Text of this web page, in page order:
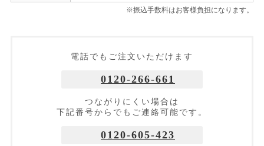
※振込手数料はお客様負担になります。
電話でもご注文いただけます
0120-266-661
つながりにくい場合は
下記番号からでもご連絡可能です。
0120-605-423